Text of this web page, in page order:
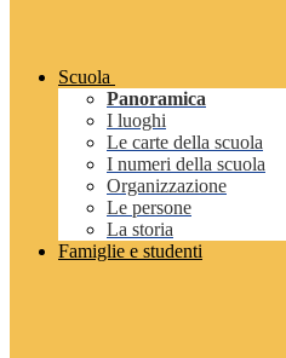
Scuola
Panoramica
I luoghi
Le carte della scuola
I numeri della scuola
Organizzazione
Le persone
La storia
Famiglie e studenti